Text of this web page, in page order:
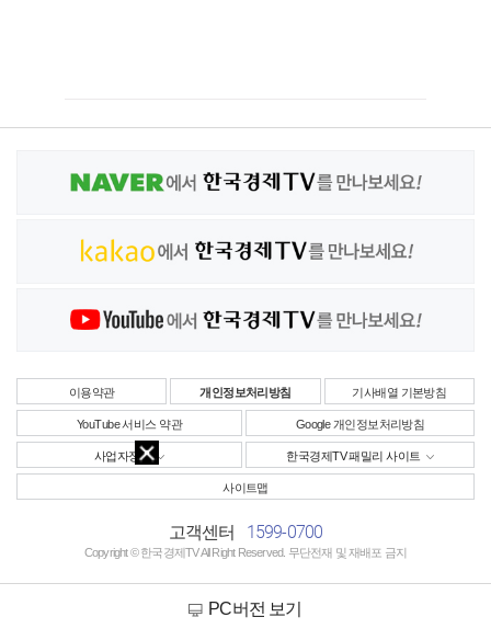
이용약관 개인정보처리방침 기사배열 기본방침
YouTube 서비스 약관 Google 개인정보처리방침
사업자정보 한국경제TV 패밀리 사이트
사이트맵
고객센터 1599-0700
Copyright © 한국경제TV All Right Reserved. 무단전재 및 재배포 금지
PC버전 보기